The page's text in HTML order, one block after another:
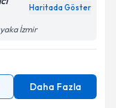
Haritada Göster
İzmir
Daha Fazla